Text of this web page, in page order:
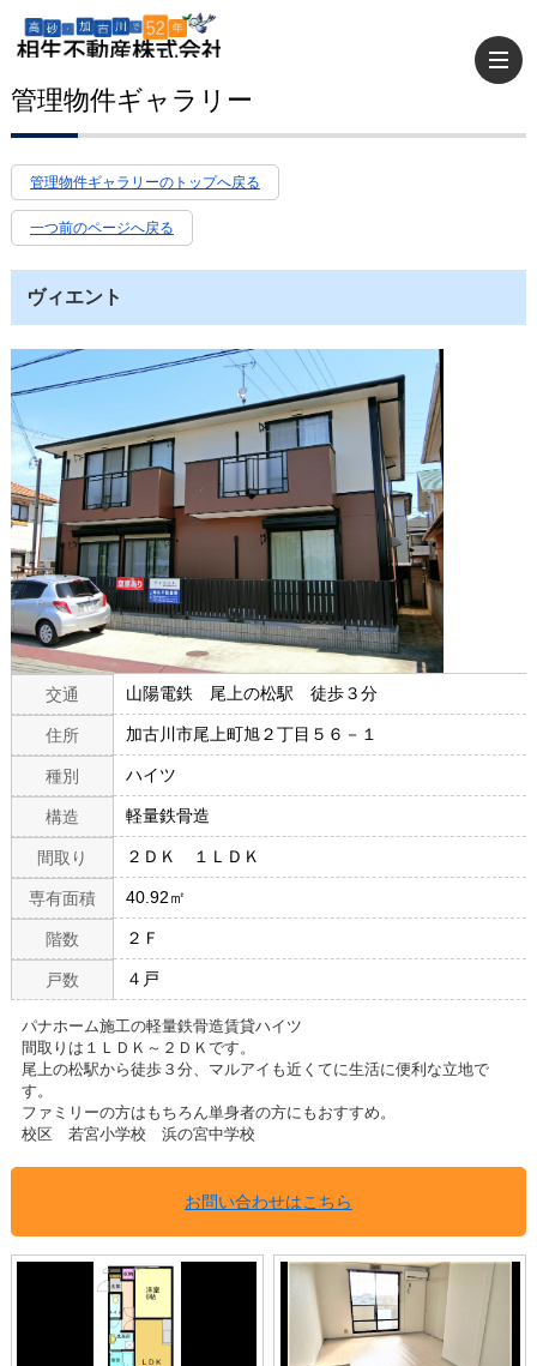
管理物件ギャラリー
管理物件ギャラリーのトップへ戻る
一つ前のページへ戻る
ヴィエント
交通 山陽電鉄 尾上の松駅 徒歩３分
住所 加古川市尾上町旭２丁目５６－１
種別 ハイツ
構造 軽量鉄骨造
間取り ２ＤＫ １ＬＤＫ
専有面積 40.92㎡
階数 ２Ｆ
戸数 ４戸
パナホーム施工の軽量鉄骨造賃貸ハイツ
間取りは１ＬＤＫ～２ＤＫです。
尾上の松駅から徒歩３分、マルアイも近くてに生活に便利な立地で
す。
ファミリーの方はもちろん単身者の方にもおすすめ。
校区 若宮小学校 浜の宮中学校
お問い合わせはこちら